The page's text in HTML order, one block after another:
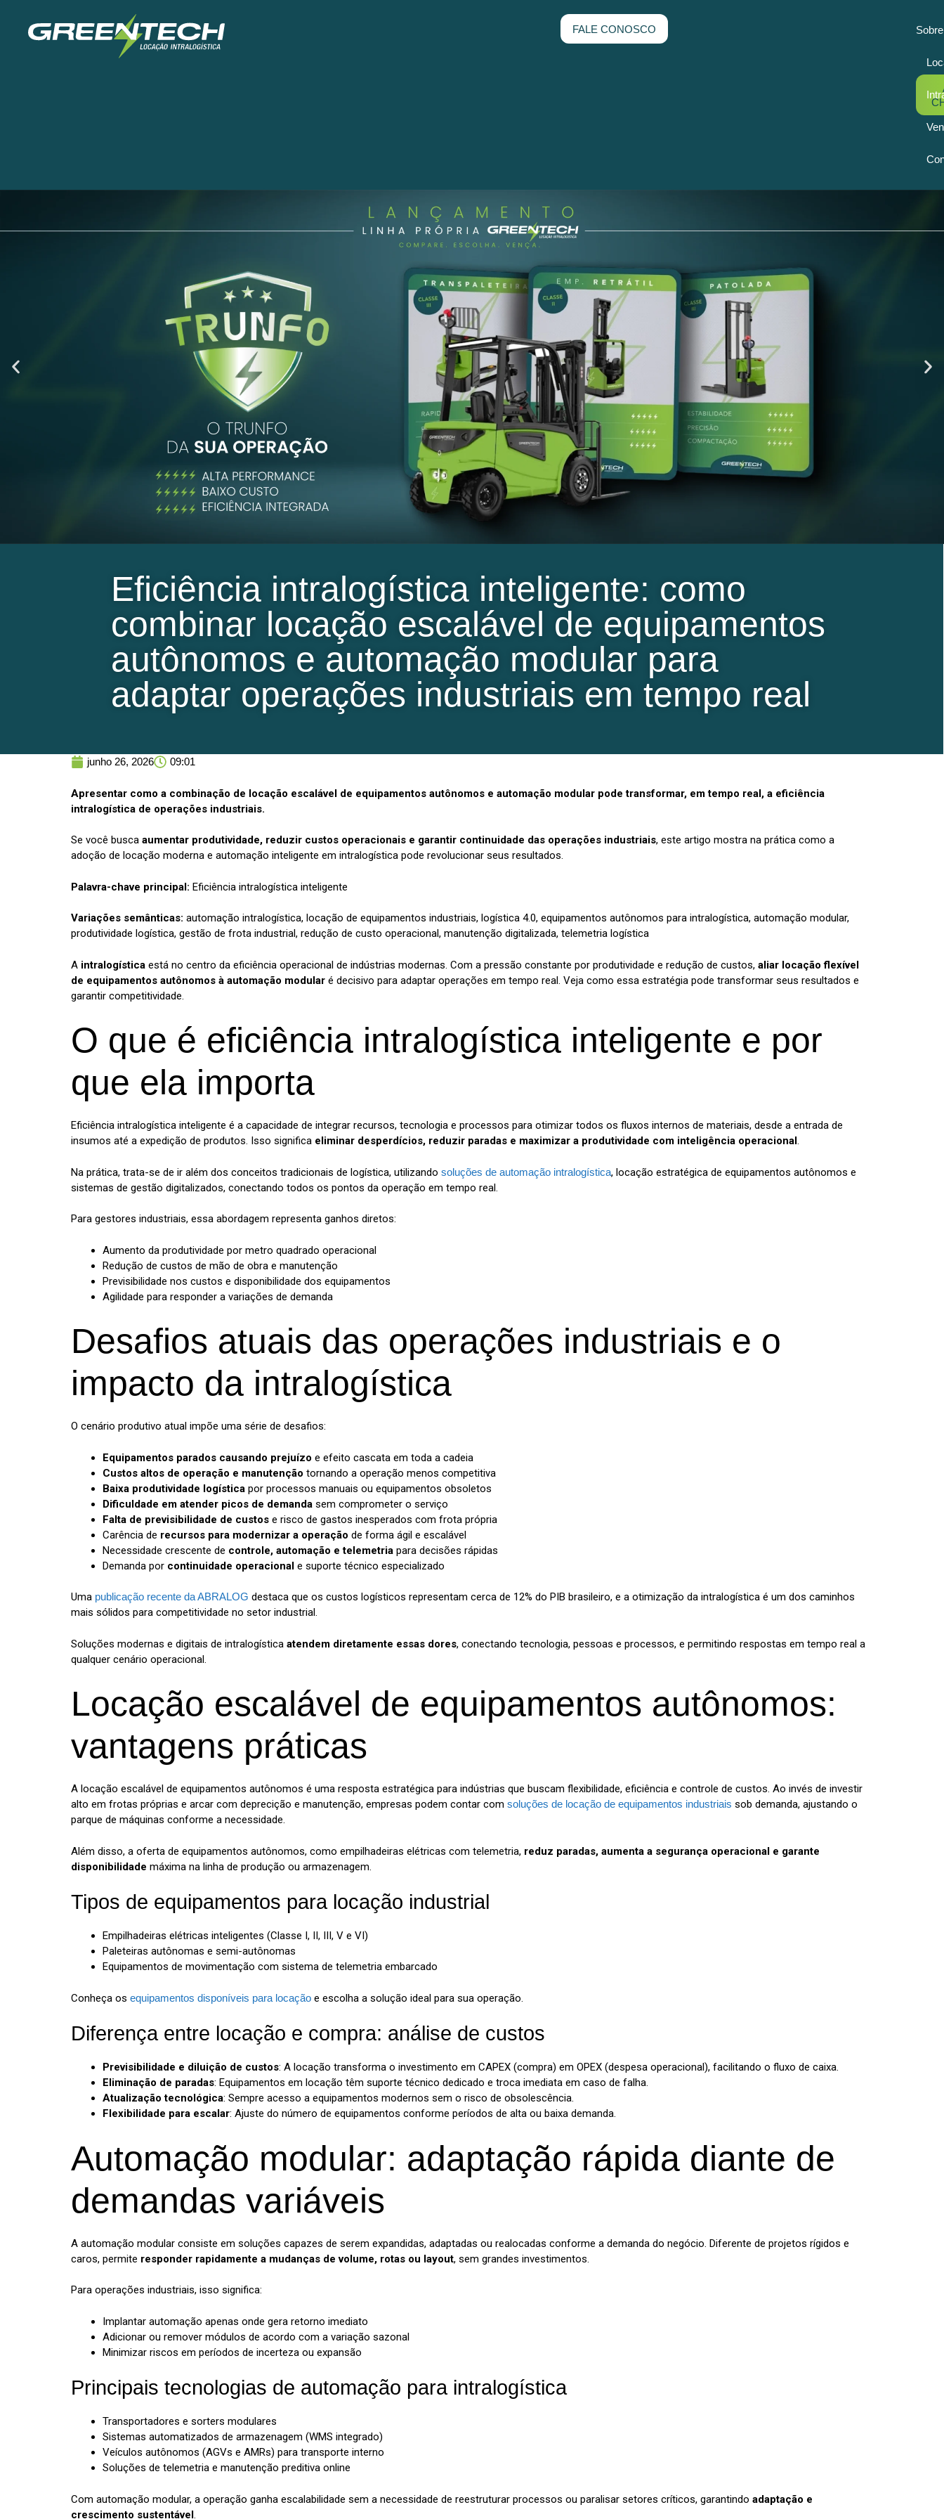
FALE CONOSCO
Eficiência intralogística inteligente: como
combinar locação escalável de equipamentos
autônomos e automação modular para
adaptar operações industriais em tempo real
junho 26, 2026 09:01
Apresentar como a combinação de locação escalável de equipamentos autônomos e automação modular pode transformar, em tempo real, a eficiência
intralogística de operações industriais.
Se você buscaaumentar produtividade, reduzir custos operacionais e garantir continuidade das operações industriais, este artigo mostra na prática como a
adoção de locação moderna e automação inteligente em intralogística pode revolucionar seus resultados.
Palavra-chave principal: Eficiência intralogística inteligente
Variações semânticas: automação intralogística, locação de equipamentos industriais, logística 4.0, equipamentos autônomos para intralogística, automação modular,
produtividade logística, gestão de frota industrial, redução de custo operacional, manutenção digitalizada, telemetria logística
A intralogística está no centro da eficiência operacional de indústrias modernas. Com a pressão constante por produtividade e redução de custos,aliar locação flexível
de equipamentos autônomos à automação modular é decisivo para adaptar operações em tempo real. Veja como essa estratégia pode transformar seus resultados e
garantir competitividade.
O que é eficiência intralogística inteligente e por
que ela importa
Eficiência intralogística inteligente é a capacidade de integrar recursos, tecnologia e processos para otimizar todos os fluxos internos de materiais, desde a entrada de
insumos até a expedição de produtos. Isso significa eliminar desperdícios, reduzir paradas e maximizar a produtividade com inteligência operacional.
Na prática, trata-se de ir além dos conceitos tradicionais de logística, utilizandosoluções de automação intralogística, locação estratégica de equipamentos autônomos e
sistemas de gestão digitalizados, conectando todos os pontos da operação em tempo real.
Para gestores industriais, essa abordagem representa ganhos diretos:
Aumento da produtividade por metro quadrado operacional
Redução de custos de mão de obra e manutenção
Previsibilidade nos custos e disponibilidade dos equipamentos
Agilidade para responder a variações de demanda
Desafios atuais das operações industriais e o
impacto da intralogística
O cenário produtivo atual impõe uma série de desafios:
Equipamentos parados causando prejuízo e efeito cascata em toda a cadeia
Custos altos de operação e manutenção tornando a operação menos competitiva
Baixa produtividade logística por processos manuais ou equipamentos obsoletos
Dificuldade em atender picos de demanda sem comprometer o serviço
Falta de previsibilidade de custos e risco de gastos inesperados com frota própria
Carência de recursos para modernizar a operação de forma ágil e escalável
Necessidade crescente de controle, automação e telemetria para decisões rápidas
Demanda por continuidade operacional e suporte técnico especializado
Uma publicação recente da ABRALOG destaca que os custos logísticos representam cerca de 12% do PIB brasileiro, e a otimização da intralogística é um dos caminhos
mais sólidos para competitividade no setor industrial.
Soluções modernas e digitais de intralogísticaatendem diretamente essas dores, conectando tecnologia, pessoas e processos, e permitindo respostas em tempo real a
qualquer cenário operacional.
Locação escalável de equipamentos autônomos:
vantagens práticas
A locação escalável de equipamentos autônomos é uma resposta estratégica para indústrias que buscam flexibilidade, eficiência e controle de custos. Ao invés de investir
alto em frotas próprias e arcar com deprecição e manutenção, empresas podem contar comsoluções de locação de equipamentos industriais sob demanda, ajustando o
parque de máquinas conforme a necessidade.
Além disso, a oferta de equipamentos autônomos, como empilhadeiras elétricas com telemetria, reduz paradas, aumenta a segurança operacional e garante
disponibilidade máxima na linha de produção ou armazenagem.
Tipos de equipamentos para locação industrial
Empilhadeiras elétricas inteligentes (Classe I, II, III, V e VI)
Paleteiras autônomas e semi-autônomas
Equipamentos de movimentação com sistema de telemetria embarcado
Conheça osequipamentos disponíveis para locação e escolha a solução ideal para sua operação.
Diferença entre locação e compra: análise de custos
Previsibilidade e diluição de custos: A locação transforma o investimento em CAPEX (compra) em OPEX (despesa operacional), facilitando o fluxo de caixa.
Eliminação de paradas: Equipamentos em locação têm suporte técnico dedicado e troca imediata em caso de falha.
Atualização tecnológica: Sempre acesso a equipamentos modernos sem o risco de obsolescência.
Flexibilidade para escalar: Ajuste do número de equipamentos conforme períodos de alta ou baixa demanda.
Automação modular: adaptação rápida diante de
demandas variáveis
A automação modular consiste em soluções capazes de serem expandidas, adaptadas ou realocadas conforme a demanda do negócio. Diferente de projetos rígidos e
caros, permite responder rapidamente a mudanças de volume, rotas ou layout, sem grandes investimentos.
Para operações industriais, isso significa:
Implantar automação apenas onde gera retorno imediato
Adicionar ou remover módulos de acordo com a variação sazonal
Minimizar riscos em períodos de incerteza ou expansão
Principais tecnologias de automação para intralogística
Transportadores e sorters modulares
Sistemas automatizados de armazenagem (WMS integrado)
Veículos autônomos (AGVs e AMRs) para transporte interno
Soluções de telemetria e manutenção preditiva online
Com automação modular, a operação ganha escalabilidade sem a necessidade de reestruturar processos ou paralisar setores críticos, garantindoadaptação e
crescimento sustentável